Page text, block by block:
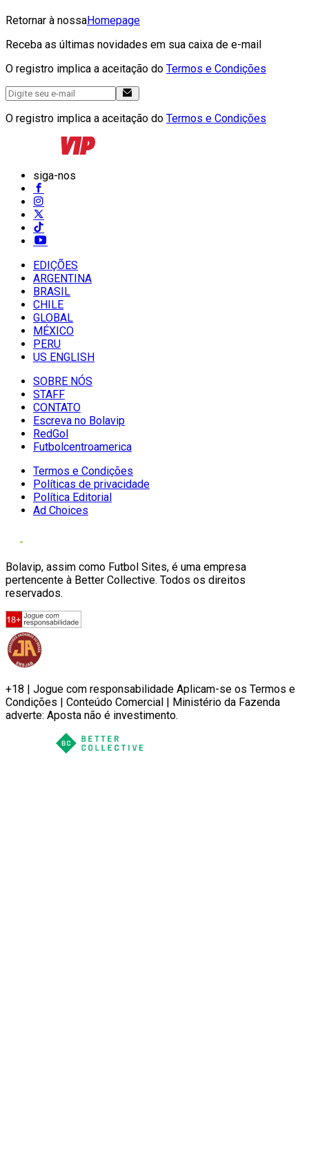
Retornar à nossaHomepage
Receba as últimas novidades em sua caixa de e-mail
O registro implica a aceitação do Termos e Condições
O registro implica a aceitação do Termos e Condições
siga-nos
EDIÇÕES
ARGENTINA
BRASIL
CHILE
GLOBAL
MÉXICO
PERU
US ENGLISH
SOBRE NÓS
STAFF
CONTATO
Escreva no Bolavip
RedGol
Futbolcentroamerica
Termos e Condições
Políticas de privacidade
Política Editorial
Ad Choices
Bolavip, assim como Futbol Sites, é uma empresa
pertencente à Better Collective. Todos os direitos
reservados.
+18 | Jogue com responsabilidade Aplicam-se os Termos e
Condições | Conteúdo Comercial | Ministério da Fazenda
adverte: Aposta não é investimento.